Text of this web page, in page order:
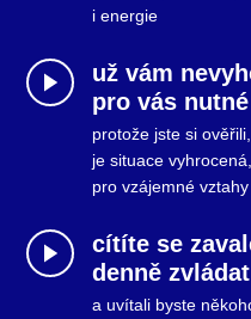
i energie
už vám
pro vás
protože jste si
je situace
pro vzájemné vztahy
cítíte se
denně zvládat
a uvítali byste